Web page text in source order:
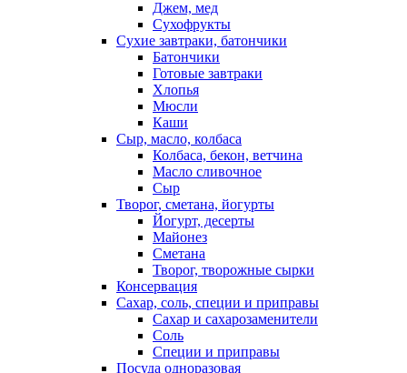
Джем, мед
Сухофрукты
Сухие завтраки, батончики
Батончики
Готовые завтраки
Хлопья
Мюсли
Каши
Сыр, масло, колбаса
Колбаса, бекон, ветчина
Масло сливочное
Сыр
Творог, сметана, йогурты
Йогурт, десерты
Майонез
Сметана
Творог, творожные сырки
Консервация
Сахар, соль, специи и приправы
Сахар и сахарозаменители
Соль
Специи и приправы
Посуда одноразовая